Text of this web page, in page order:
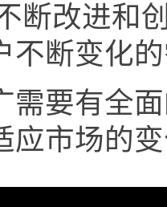
断改进和
不断变化
需要有全
应市场的